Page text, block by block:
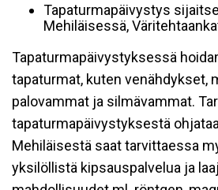
Tapaturmapäivystys
Mehiläisessä,
Tapaturmapäivystyksessä
tapaturmat, kuten venähdykset,
palovammat ja silmävammat.
tapaturmapäivystyksestä
Mehiläisestä saat tarvittaessa
yksilöllistä kipsauspalvelua ja